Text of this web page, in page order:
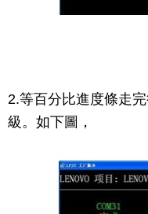
2.等百分比進度條走
級。如下圖，